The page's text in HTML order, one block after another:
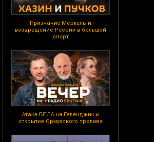
Признание Меркель и
возвращение России в большой
спорт
Атака БПЛА на Геленджик и
открытие Ормузского пролива